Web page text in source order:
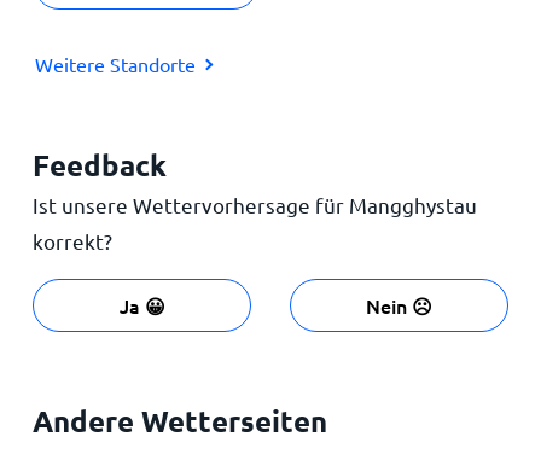
Weitere Standorte
Feedback
Ist unsere Wettervorhersage für Mangghystau
korrekt?
Ja 😀 Nein ☹️
Andere Wetterseiten